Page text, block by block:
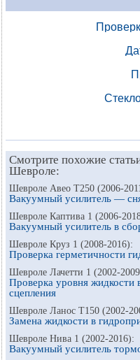
Смотрите похожие
Шевроле:
Шевроле Авео Т250 (2006-
Вакуумный усилитель —
Шевроле Каптива 1 (2006-
Вакуумный усилитель в
Шевроле Круз 1 (2008-2016):
Проверка герметичности
Шевроле Лачетти 1 (2002-
Проверка уровня жидкости
сцепления
Шевроле Ланос Т150 (2002-
Замена жидкости в
Шевроле Нива 1 (2002-2016):
Вакуумный усилитель